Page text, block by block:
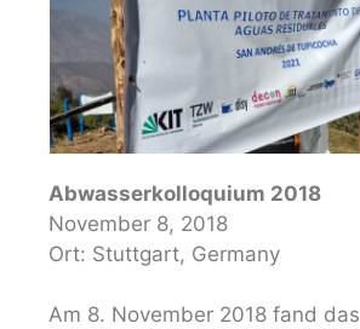
Abwasserkolloquium 2018
November 8, 2018
Ort: Stuttgart, Germany
Am 8. November 2018 fand das